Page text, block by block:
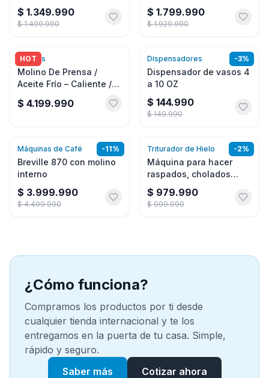
Hierbas, Granos 2000g
$ 1.349.990
$ 1.499.990
$ 1.799.990
$ 1.929.990
HOT
Molinos
Molino De Prensa /
Aceite Frío – Caliente /
$ 4.199.990
-3%
Agregar
Dispensadores
Dispensador de vasos 4
a 10 OZ
$ 144.990
$ 149.990
-11%
Agregar
Máquinas de Café
Breville 870 con molino
interno
$ 3.999.990
$ 4.499.990
-2%
Agregar
Triturador de Hielo
Máquina para hacer
raspados, cholados
triturador de hielo 440
lbs
$ 979.990
$ 999.990
¿Cómo funciona?
Compramos los productos por ti desde
cualquier tienda internacional y te los
entregamos en la puerta de tu casa. Simple,
rápido y seguro.
Saber más
Cotizar ahora